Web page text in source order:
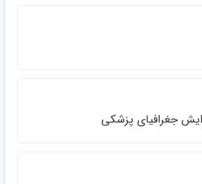
جغرافياي پزشكي